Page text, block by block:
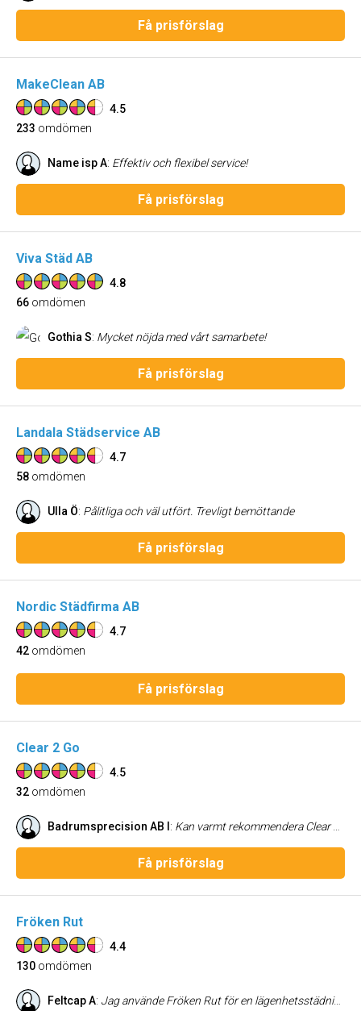
Få prisförslag
MakeClean AB
4.5
233 omdömen
Name isp A: Effektiv och flexibel service!
Få prisförslag
Viva Städ AB
4.8
66 omdömen
Gothia S: Mycket nöjda med vårt samarbete!
Få prisförslag
Landala Städservice AB
4.7
58 omdömen
Ulla Ö: Pålitliga och väl utfört. Trevligt bemöttande
Få prisförslag
Nordic Städfirma AB
4.7
42 omdömen
Få prisförslag
Clear 2 Go
4.5
32 omdömen
Badrumsprecision AB I : Kan varmt rekommendera Clear 2 Go Testade dom efter vi på företaget byte ut våra andra städare. Mats kom snabbt ut å resultatet blev strålande bra. Även vår egna kund skickade bild med tummen upp. Vi har dom nu på alla våra uppdrag och det funkar klockren. Är super nöjd.
Få prisförslag
Fröken Rut
4.4
130 omdömen
Feltcap A: Jag använde Fröken Rut för en lägenhetsstädning som jag är väldigt nöjd med, allt från administration till utförandet av städningen. Jag kan verkligen rekommendera Fröken Rut.